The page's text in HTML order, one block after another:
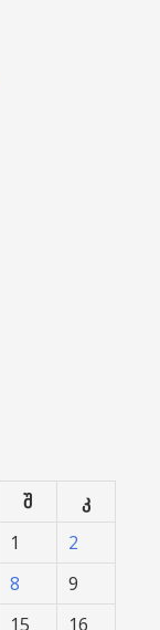
შ
კ
1
2
8
9
15 16